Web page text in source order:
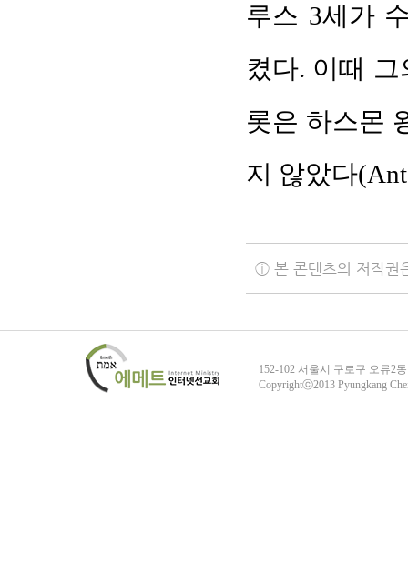
루스 3세가
켰다. 이때
롯은 하스몬
지 않았다
ⓘ 본 콘텐츠의 저작권
152-102 서울시 구로구 오류2
Copyrightⓒ2013 Pyungkang